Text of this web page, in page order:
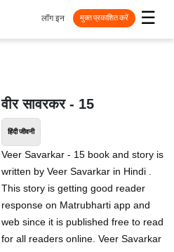
☰
लॉग इन मुक्त प्रकाशित करें
वीर सावरकर - 15
हिंदी जीवनी
Veer Savarkar - 15 book and story is
written by Veer Savarkar in Hindi .
This story is getting good reader
response on Matrubharti app and
web since it is published free to read
for all readers online. Veer Savarkar